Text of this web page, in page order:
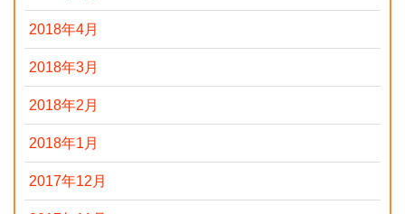
2018年4月
2018年3月
2018年2月
2018年1月
2017年12月